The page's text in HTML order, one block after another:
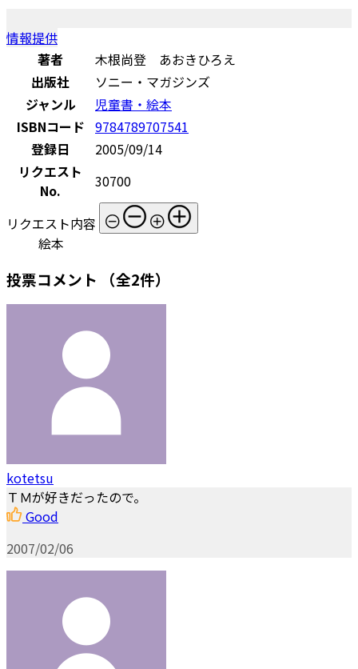
情報提供
著者
木根尚登 あおきひろえ
出版社
ソニー・マガジンズ
ジャンル
児童書・絵本
ISBNコード 9784789707541
登録日
2005/09/14
リクエスト
No.
30700
リクエスト内容
絵本
投票コメント （全2件）
kotetsu
ＴＭが好きだったので。
Good
2007/02/06